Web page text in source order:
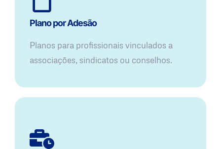
Plano por Adesão
Planos para profissionais vinculados a
associações, sindicatos ou conselhos.